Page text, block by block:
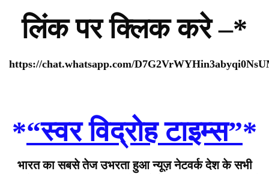
लिंक पर क्लिक करे –*
https://chat.whatsapp.com/
*“स्वर विद्रोह टाइम्स”*
भारत का सबसे तेज उभरता हुआ न्यूज़ नेटवर्क देश के सभी